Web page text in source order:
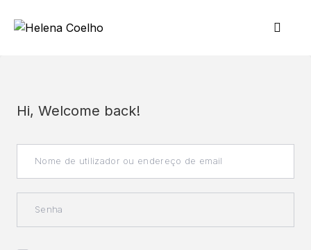
Hi, Welcome back!